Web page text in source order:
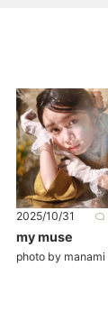
2025/10/31
my muse
photo by manami